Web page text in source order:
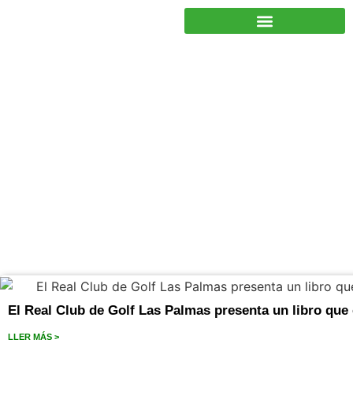
El Real Club de Golf Las Palmas presenta un libro
LLER MÁS >